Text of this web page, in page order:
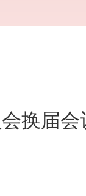
换届会